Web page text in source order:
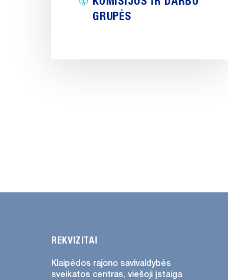
GRUPĖS
REKVIZITAI
Klaipėdos rajono savivaldybės
sveikatos centras, viešoji įstaiga